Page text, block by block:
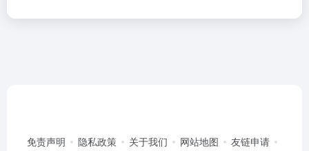
免责声明 隐私政策 关于我们 网站地图
友链申请